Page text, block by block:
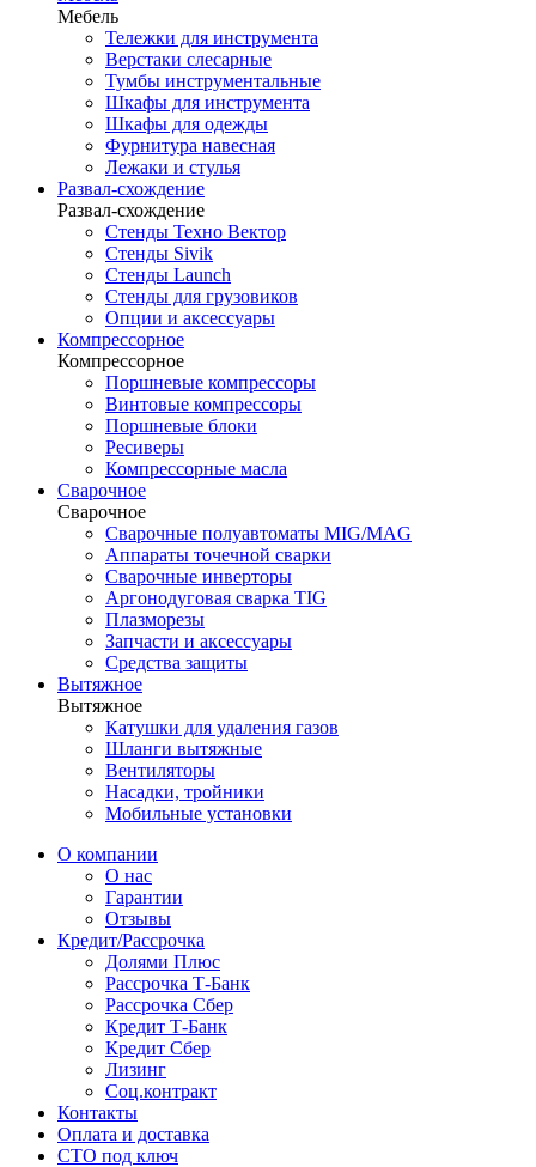
Мебель
Тележки для инструмента
Верстаки слесарные
Тумбы инструментальные
Шкафы для инструмента
Шкафы для одежды
Фурнитура навесная
Лежаки и стулья
Развал-схождение
Развал-схождение
Стенды Техно Вектор
Стенды Sivik
Стенды Launch
Стенды для грузовиков
Опции и аксессуары
Компрессорное
Компрессорное
Поршневые компрессоры
Винтовые компрессоры
Поршневые блоки
Ресиверы
Компрессорные масла
Сварочное
Сварочное
Сварочные полуавтоматы MIG/MAG
Аппараты точечной сварки
Сварочные инверторы
Аргонодуговая сварка TIG
Плазморезы
Запчасти и аксессуары
Средства защиты
Вытяжное
Вытяжное
Катушки для удаления газов
Шланги вытяжные
Вентиляторы
Насадки, тройники
Мобильные установки
О компании
О нас
Гарантии
Отзывы
Кредит/Рассрочка
Долями Плюс
Рассрочка Т-Банк
Рассрочка Сбер
Кредит Т-Банк
Кредит Сбер
Лизинг
Соц.контракт
Контакты
Оплата и доставка
СТО под ключ